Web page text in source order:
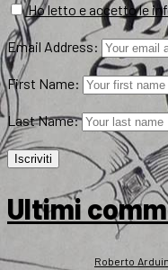
Ho letto e accetto le
Email Address:
First Name:
Last Name:
Ultimi
Roberto